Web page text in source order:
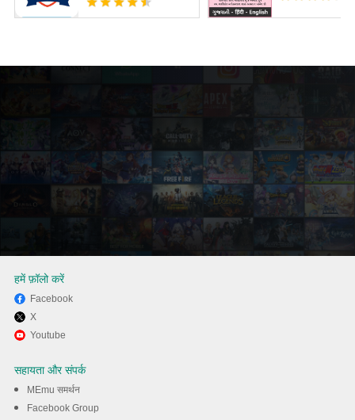
MEmu का उपयोग करके अपने कंप्यूटर
पर Facebook Lite का अनुभव करें
हमें फ़ॉलो करें
Facebook
X
Youtube
सहायता और संपर्क
MEmu समर्थन
Facebook Group